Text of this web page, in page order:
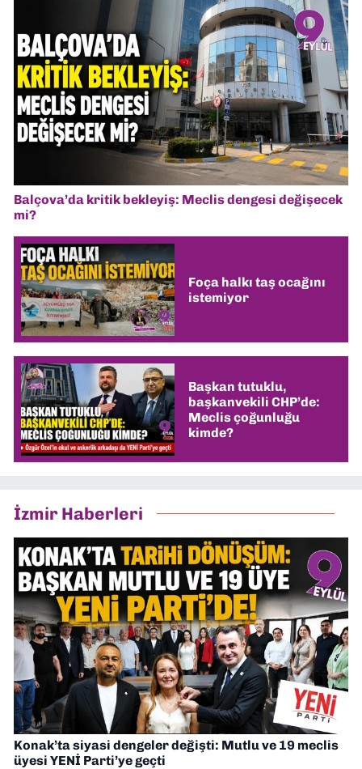
Balçova’da kritik bekleyiş: Meclis dengesi değişecek
mi?
Foça halkı taş ocağını
istemiyor
Başkan tutuklu,
başkanvekili CHP’de:
Meclis çoğunluğu
kimde?
İzmir Haberleri
Konak’ta siyasi dengeler değişti: Mutlu ve 19 meclis
üyesi YENİ Parti’ye geçti